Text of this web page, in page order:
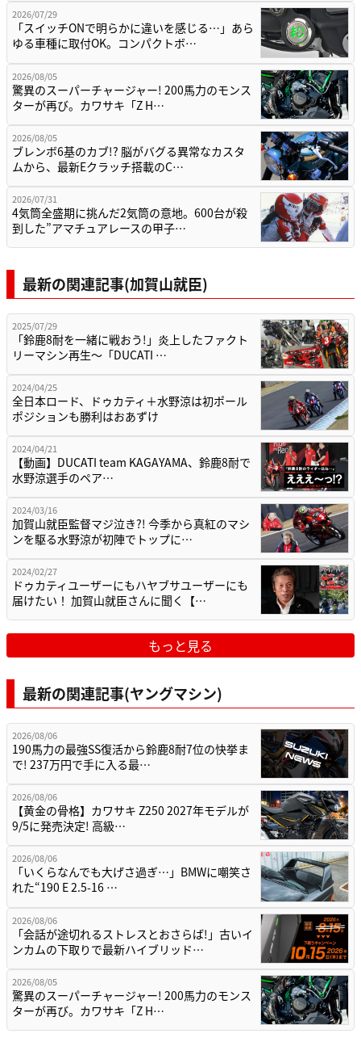
2026/07/29
「スイッチONで明らかに違いを感じる…」あら
ゆる車種に取付OK。コンパクトボ…
2026/08/05
驚異のスーパーチャージャー! 200馬力のモンス
ターが再び。カワサキ「Z H…
2026/08/05
ブレンボ6基のカブ!? 脳がバグる異常なカスタ
ムから、最新Eクラッチ搭載のC…
2026/07/31
4気筒全盛期に挑んだ2気筒の意地。600台が殺
到した”アマチュアレースの甲子…
最新の関連記事(加賀山就臣)
2025/07/29
「鈴鹿8耐を一緒に戦おう!」炎上したファクト
リーマシン再生～「DUCATI …
2024/04/25
全日本ロード、ドゥカティ＋水野涼は初ポール
ポジションも勝利はおあずけ
2024/04/21
【動画】DUCATI team KAGAYAMA、鈴鹿8耐で
水野涼選手のペア…
2024/03/16
加賀山就臣監督マジ泣き?! 今季から真紅のマシ
ンを駆る水野涼が初陣でトップに…
2024/02/27
ドゥカティユーザーにもハヤブサユーザーにも
届けたい！ 加賀山就臣さんに聞く【…
もっと見る
最新の関連記事(ヤングマシン)
2026/08/06
190馬力の最強SS復活から鈴鹿8耐7位の快挙ま
で! 237万円で手に入る最…
2026/08/06
【黄金の骨格】カワサキ Z250 2027年モデルが
9/5に発売決定! 高級…
2026/08/06
「いくらなんでも大げさ過ぎ…」BMWに嘲笑さ
れた“190 E 2.5-16 …
2026/08/06
「会話が途切れるストレスとおさらば!」古いイ
ンカムの下取りで最新ハイブリッド…
2026/08/05
驚異のスーパーチャージャー! 200馬力のモンス
ターが再び。カワサキ「Z H…